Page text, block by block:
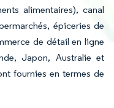
alimentaires), canal
épiceries de
de détail en ligne
Japon, Australie et
fournies en termes de